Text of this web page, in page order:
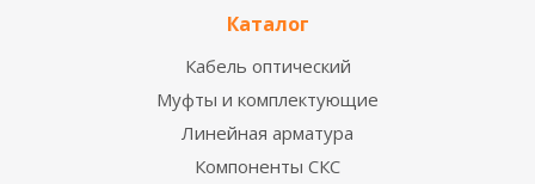
Каталог
Кабель оптический
Муфты и комплектующие
Линейная арматура
Компоненты СКС